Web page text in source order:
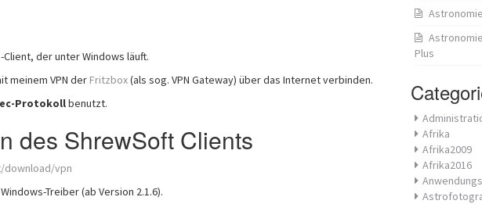
der unter Windows läuft.
meinem VPN der Fritzbox(als sog. VPN Gateway) über das Internet verbinden.
Protokollbenutzt.
des ShrewSoft Clients
download/vpn
Treiber (ab Version 2.1.6).
Plus
Afrika
Afrika2009
Afrika2016